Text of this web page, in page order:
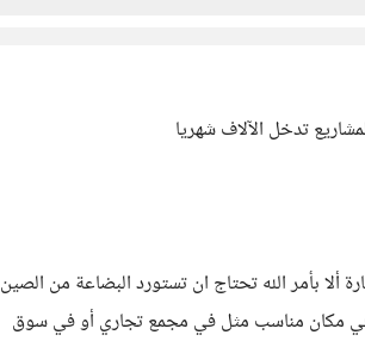
تدخل الآلاف شهريا
بأمر الله تحتاج ان تستورد البضاعة من الصين
في مكان مناسب مثل في مجمع تجاري أو في سوق